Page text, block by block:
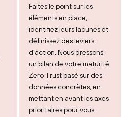
Faites le point sur les
éléments en place,
identifiez leurs lacunes et
définissez des leviers
d’action. Nous dressons
un bilan de votre maturité
Zero Trust basé sur des
données concrètes, en
mettant en avant les axes
prioritaires pour vous